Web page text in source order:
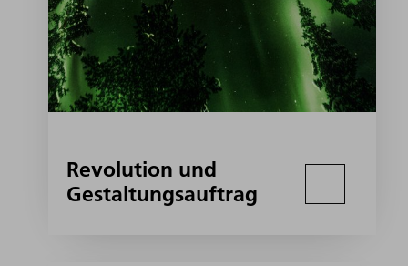
Revolution und
Gestaltungsauftrag